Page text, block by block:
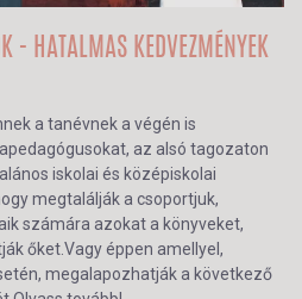
- HATALMAS KEDVEZMÉNYEK
a tanévnek a végén is
az alsó tagozaton
iskolai és középiskolai
megtalálják a csoportjuk,
számára azokat a könyveket,
őket.Vagy éppen amellyel,
megalapozhatják a következő